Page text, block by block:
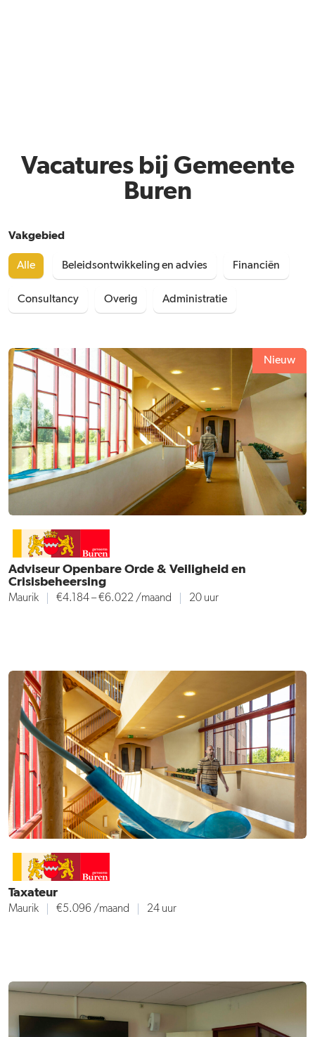
Vacatures bij Gemeente
Buren
Vakgebied
Alle Beleidsontwikkeling en advies Financiën
Consultancy Overig Administratie
Nieuw
Adviseur Openbare Orde & Veiligheid en
Crisisbeheersing
Maurik €4.184 – €6.022/maand 20 uur
Taxateur
Maurik €5.096 /maand 24 uur